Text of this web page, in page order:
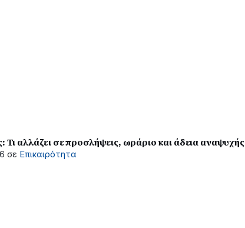
Τι αλλάζει σε προσλήψεις, ωράριο και άδεια αναψυχής
σε Επικαιρότητα